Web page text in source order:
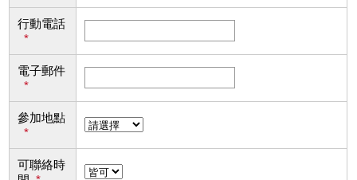
行動電話
*
電子郵件
*
參加地點
*
可聯絡時